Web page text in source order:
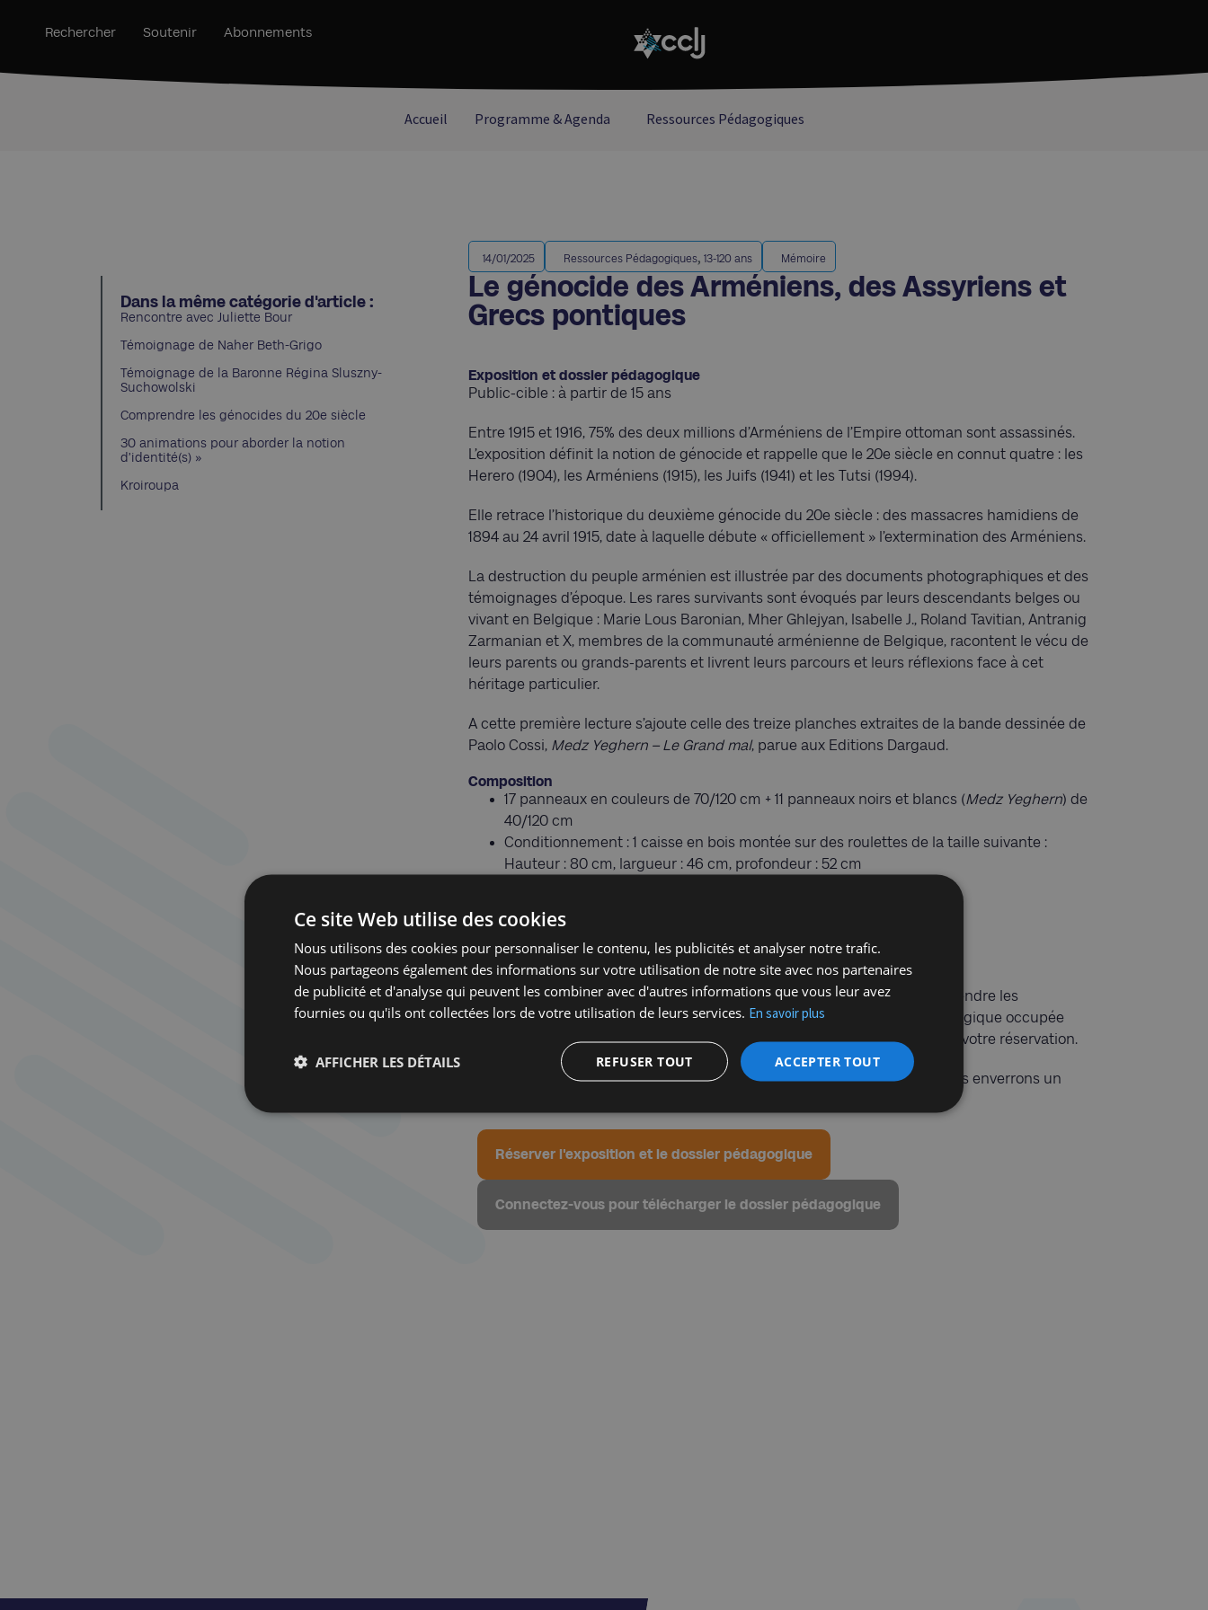
Rechercher Soutenir Abonnements
Accueil Programme & Agenda Ressources Pédagogiques
Dans la même catégorie d'article :
Rencontre avec Juliette Bour
Témoignage de Naher Beth-Grigo
Témoignage de la Baronne Régina Sluszny-
Suchowolski
Comprendre les génocides du 20e siècle
30 animations pour aborder la notion
d’identité(s) »
Kroiroupa
14/01/2025 Ressources Pédagogiques, 13-120 ans Mémoire
Le génocide des Arméniens, des Assyriens et
Grecs pontiques
Exposition et dossier pédagogique
Public-cible : à partir de 15 ans
Entre 1915 et 1916, 75% des deux millions d’Arméniens de l’Empire ottoman sont assassinés.
L’exposition définit la notion de génocide et rappelle que le 20e siècle en connut quatre : les
Herero (1904), les Arméniens (1915), les Juifs (1941) et les Tutsi (1994).
Elle retrace l’historique du deuxième génocide du 20e siècle : des massacres hamidiens de
1894 au 24 avril 1915, date à laquelle débute « officiellement » l’extermination des Arméniens.
La destruction du peuple arménien est illustrée par des documents photographiques et des
témoignages d’époque. Les rares survivants sont évoqués par leurs descendants belges ou
vivant en Belgique : Marie Lous Baronian, Mher Ghlejyan, Isabelle J., Roland Tavitian, Antranig
Zarmanian et X, membres de la communauté arménienne de Belgique, racontent le vécu de
leurs parents ou grands-parents et livrent leurs parcours et leurs réflexions face à cet
héritage particulier.
A cette première lecture s’ajoute celle des treize planches extraites de la bande dessinée de
Paolo Cossi, Medz Yeghern – Le Grand mal, parue aux Editions Dargaud.
Composition
17 panneaux en couleurs de 70/120 cm + 11 panneaux noirs et blancs (Medz Yeghern) de
40/120 cm
Conditionnement : 1 caisse en bois montée sur des roulettes de la taille suivante :
Hauteur : 80 cm, largueur : 46 cm, profondeur : 52 cm
PAF: l’exposition est entièrement gratuite.
Transport : enlèvement et retour au CCLJ par vos soins.
2 dossiers pédagogiques sont disponibles gracieusement : Comprendre les
génocides du 20e siècle et Destins d’enfants juifs survivants en Belgique occupée
(1940-1944). Nombre de brochures souhaitées à déterminer lors de votre réservation.
Complétez et renvoyez-nous le formulaire de réservation, nous vous enverrons un
Réserver l'exposition et le dossier pédagogique
Connectez-vous pour télécharger le dossier pédagogique
Ce site Web utilise des cookies
Nous utilisons des cookies pour personnaliser le contenu, les publicités et analyser notre trafic.
Nous partageons également des informations sur votre utilisation de notre site avec nos partenaires
de publicité et d'analyse qui peuvent les combiner avec d'autres informations que vous leur avez
fournies ou qu'ils ont collectées lors de votre utilisation de leurs services. En savoir plus
ACCEPTER TOUT
REFUSER TOUT
AFFICHER LES DÉTAILS